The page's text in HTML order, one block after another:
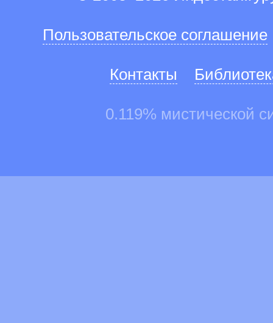
Пользовательское соглашение
Контакты
0.119% мистической